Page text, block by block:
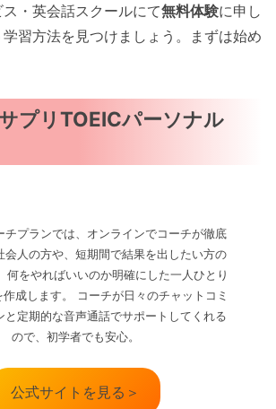
・英会話スクールにて無料体験に申し
習方法を見つけましょう。まずは始め
プリTOEICパーソナル
チプランでは、オンラインでコーチが徹底
会人の方や、短期間で結果を出したい方の
何をやればいいのか明確にした一人ひとり
成します。 コーチが日々のチャットコミ
と定期的な音声通話でサポートしてくれる
ので、初学者でも安心。
公式サイトを見る＞